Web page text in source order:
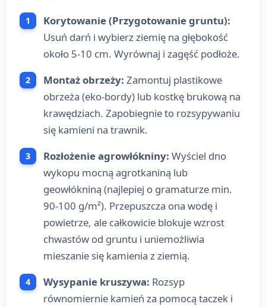
Korytowanie (Przygotowanie gruntu):
Usuń darń i wybierz ziemię na głębokość
około 5-10 cm. Wyrównaj i zagęść podłoże.
Montaż obrzeży: Zamontuj plastikowe
obrzeża (eko-bordy) lub kostkę brukową na
krawędziach. Zapobiegnie to rozsypywaniu
się kamieni na trawnik.
Rozłożenie agrowłókniny: Wyściel dno
wykopu mocną agrotkaniną lub
geowłókniną (najlepiej o gramaturze min.
90-100 g/m²). Przepuszcza ona wodę i
powietrze, ale całkowicie blokuje wzrost
chwastów od gruntu i uniemożliwia
mieszanie się kamienia z ziemią.
Wysypanie kruszywa: Rozsyp
równomiernie kamień za pomocą taczek i